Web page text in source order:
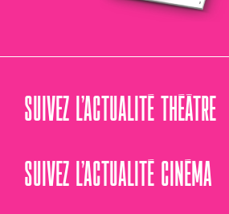
SUIVEZ L’ACTUALITÉ THÉÂTRE
SUIVEZ L’ACTUALITÉ CINÉMA